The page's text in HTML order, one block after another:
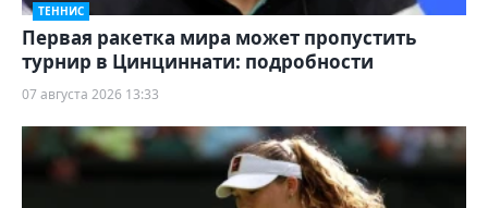
ТЕННИС
Первая ракетка мира может пропустить
турнир в Цинциннати: подробности
07 августа 2026 13:33